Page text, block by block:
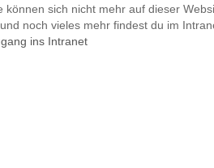
können sich nicht mehr auf dieser
noch vieles mehr findest du im
ins Intranet